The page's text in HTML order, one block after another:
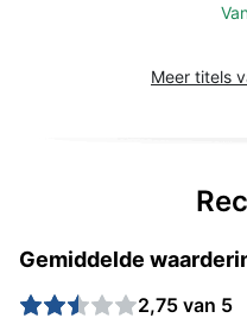
Meer titels
Gemiddelde
2,75 van 5